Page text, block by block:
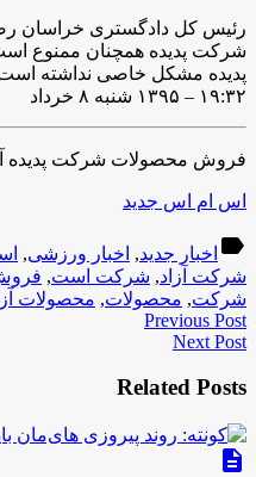
رئیس کل دادگستری خراسان
شرکت پدیده همچنان ممنوع
پدیده مشکل خاصی نداشته
۱۹:۳۲ – ۱۳۹۵ شنبه ۸ خرداد
فروش محصولات شرکت پدیده
اس ام اس جدید
label اخبار جدید, اخبار ورزشی,
شرکت آزاد, شرکت است,
شرکت, محصولات, محصولات
Previous Post
Next Post
Related Posts
description